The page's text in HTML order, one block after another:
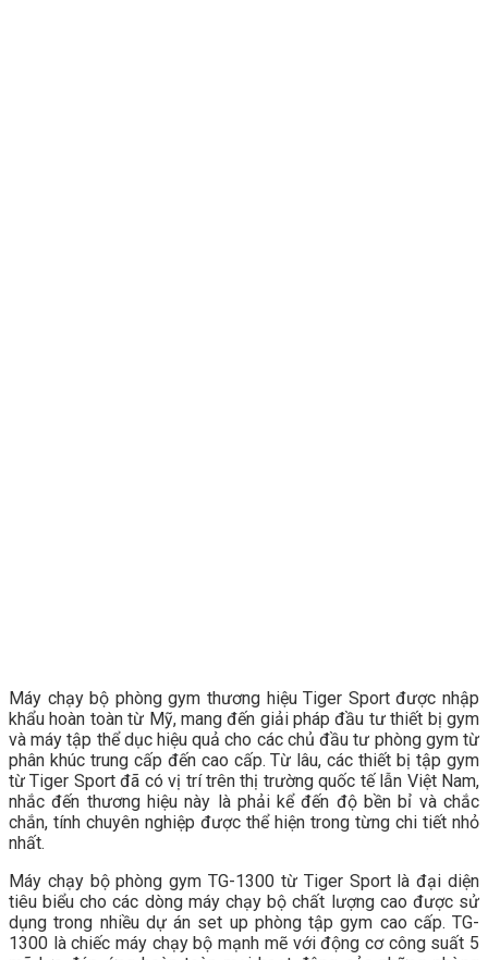
Máy chạy bộ phòng gym thương hiệu Tiger Sport được nhập
khẩu hoàn toàn từ Mỹ, mang đến giải pháp đầu tư thiết bị gym
và máy tập thể dục hiệu quả cho các chủ đầu tư phòng gym từ
phân khúc trung cấp đến cao cấp. Từ lâu, các thiết bị tập gym
từ Tiger Sport đã có vị trí trên thị trường quốc tế lẫn Việt Nam,
nhắc đến thương hiệu này là phải kể đến độ bền bỉ và chắc
chắn, tính chuyên nghiệp được thể hiện trong từng chi tiết nhỏ
nhất.
Máy chạy bộ phòng gym TG-1300 từ Tiger Sport là đại diện
tiêu biểu cho các dòng máy chạy bộ chất lượng cao được sử
dụng trong nhiều dự án set up phòng tập gym cao cấp. TG-
1300 là chiếc máy chạy bộ mạnh mẽ với động cơ công suất 5